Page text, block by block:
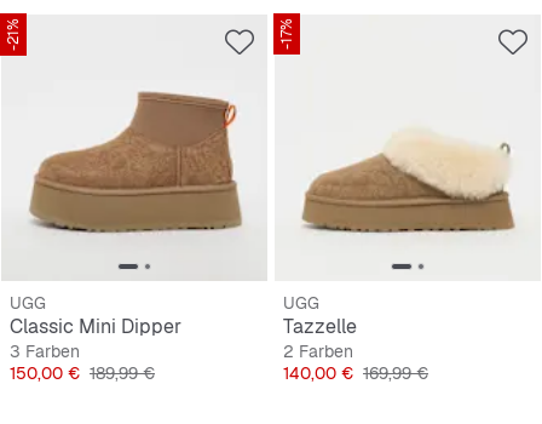
-21%
UGG
Classic Mini Dipper
3 Farben
Preis
150,00 € Originalpreis
189,99 €
-17%
UGG
Tazzelle
2 Farben
Preis
140,00 € Originalpreis
169,99 €